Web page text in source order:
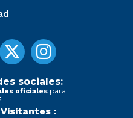
sociales:
oficiales para
: